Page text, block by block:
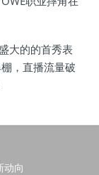
大的的首秀表
，直播流量破
动向